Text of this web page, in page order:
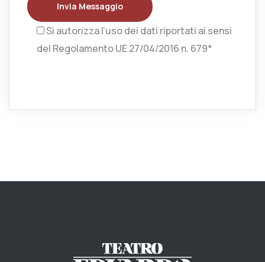
Invia Messaggio
Si autorizza l’uso dei dati riportati ai sensi
del Regolamento UE 27/04/2016 n. 679*